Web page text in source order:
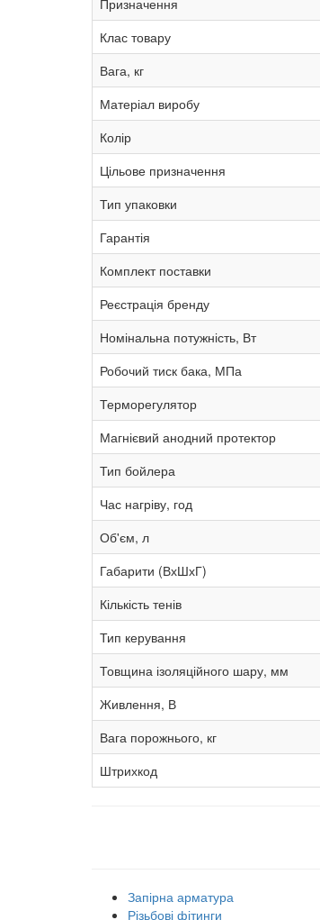
Призначення
Клас товару
Вага, кг
Матеріал виробу
Колір
Цільове призначення
Тип упаковки
Гарантія
Комплект поставки
Реєстрація бренду
Номінальна потужність, Вт
Робочий тиск бака, МПа
Терморегулятор
Магнієвий анодний протектор
Тип бойлера
Час нагріву, год
Об'єм, л
Габарити (ВхШхГ)
Кількість тенів
Тип керування
Товщина ізоляційного шару, мм
Живлення, В
Вага порожнього, кг
Штрихкод
Запірна арматура
Різьбові фітинги